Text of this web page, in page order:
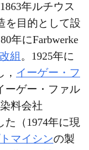
年ルチウス
を目的として設
年にFarbwerke
改組 。1925年に
イーゲー・フ
ーゲー・ファル
料会社
た（1974年に現
マイシンの製